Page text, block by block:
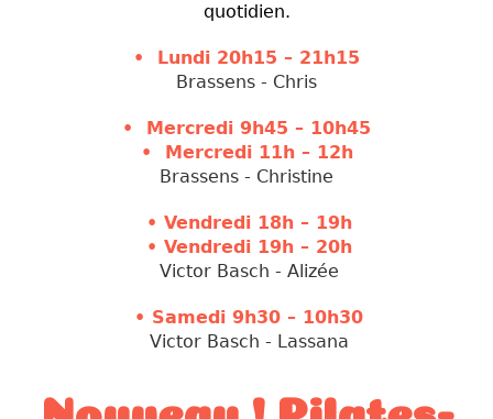
quotidien.
• Lundi 20h15 – 21h15
Brassens - Chris
• Mercredi 9h45 – 10h45
• Mercredi 11h – 12h
Brassens - Christine
• Vendredi 18h – 19h
• Vendredi 19h – 20h
Victor Basch - Alizée
• Samedi 9h30 – 10h30
Victor Basch - Lassana
Nouveau ! Pilates-